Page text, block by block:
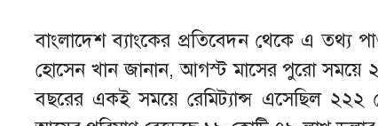
বাংলাদেশ ব্যাংকের প্রতিবেদন থেকে এ তথ্য
হোসেন খান জানান, আগস্ট মাসের পুরো সময়ে
বছরের একই সময়ে রেমিট্যান্স এসেছিল ২২২